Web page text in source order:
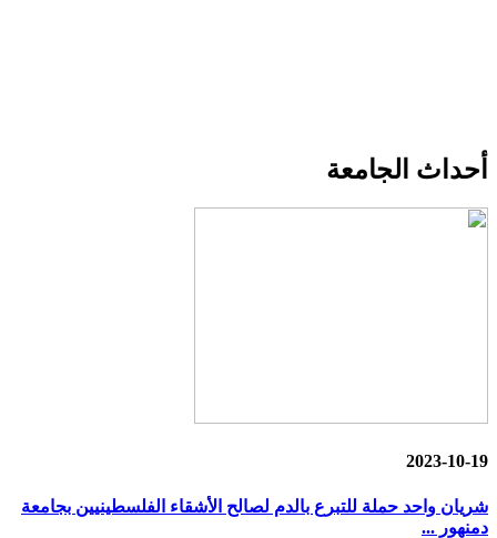
أحداث الجامعة
2023-10-19
شريان واحد حملة للتبرع بالدم لصالح الأشقاء الفلسطينيين بجامعة
دمنهور ...